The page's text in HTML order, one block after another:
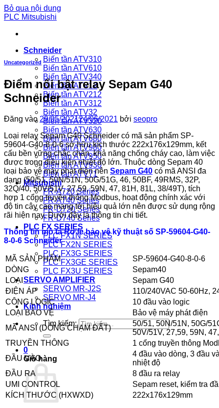
Bỏ qua nội dung
PLC Mitsubishi
Schneider
Biến tần ATV310
Biến tần ATV610
Biến tần ATV340
Biến tần ATV12
Biến tần ATV212
Biến tần ATV312
Biến tần ATV32
Biến tần ATV320
Biến tần ATV630
Biến tần ATV680
Biến tần ATV980
Biến tần ATV950
Biến tần ATV930
Biến tần ATV71
Mitsubishi
FR-A720 Series
FR-A740 Series
FR-D720 Series
FR-D740 Series
PLC FX SERIES
PLC FX1N SERIES
PLC FX2N SERIES
PLC FX3G SERIES
PLC FX3GE SERIES
PLC FX3U SERIES
SERVO AMPLIFIER
SERVO MR-J2S
SERVO MR-J4
Kinh nghiệm
Tìm kiếm:
0
Giỏ hàng
Uncategorized
Điểm nổi bật relay Sepam G40
Schneider
Đăng vào 29/05/202124/06/2021 bởi seopro
Loại relay Sepam G40 Schneider có mã sản phẩm SP-
59604-G40-8-0-6 sở hữu kích thước 222x176x129mm, kết
cấu bền vững chắc chắn, khả năng chống cháy cao, làm việc
được trong điều kiện nhiệt độ lớn. Thuộc dòng Sepam 40
loại bảo vệ máy phát điện nên Sepam G40 có mã ANSI đa
dạng (50/51, 50N/51N, 50G/51G, 46, 50BF, 49RMS, 32P,
32Q/40, 50V/51V, 27,59, 59N, 47, 81H, 81L, 38/49T), tích
hợp 1 cổng truyền thông Modbus, hoạt động chính xác với
độ tin cậy cao mang tới hiệu quả lớn nên được sử dụng rộng
rãi hiện nay. Dưới đây là thông tin chi tiết.
Thông tin mô tả Rơ le bảo vệ kỹ thuật số SP-59604-G40-
8-0-6 Schneider
MÃ SẢN PHẨM
SP-59604-G40-8-0-6
DÒNG
Sepam40
LOẠI
Sepam G40
ĐIỆN ÁP
110/240VAC 50-60Hz,
CÔNG LOGIC
10 đầu vào logic
LOẠI BẢO VỆ
Bảo vệ máy phát điện
MÃ ANSI (DÒNG CHẠM ĐẤT)
50/51, 50N/51N, 50G/
50V/51V, 27,59, 59N,
TRUYỀN THÔNG
1 cổng truyền thông
ĐẦU VÀO
4 đầu vào dòng, 3 đầu
nhiệt độ
ĐẦU RA
8 đầu ra relay
UMI CONTROL
Sepam reset, kiểm tra
KÍCH THƯỚC (HXWXD)
222x176x129mm